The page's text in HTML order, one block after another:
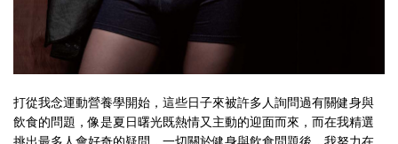
打從我念運動營養學開始，這些日子來被許多人詢問過有關健身與
飲食的問題，像是夏日曙光既熱情又主動的迎面而來，而在我精選